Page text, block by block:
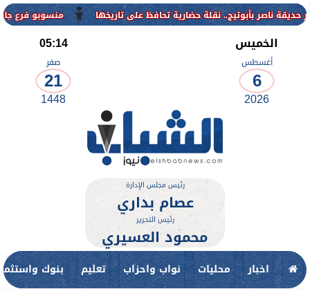
منسوبو فرع جامعة الأزهر للوجه
الخميس
أغسطس
6
2026
05:14
صفر
21
1448
رئيس مجلس الإدارة
عصام بداري
رئيس التحرير
محمود العسيري
اخبار محليات نواب واحزاب تعليم بنوك